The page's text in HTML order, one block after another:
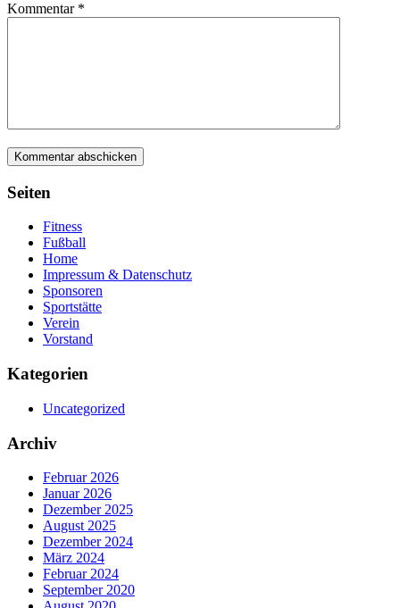
Kommentar *
Seiten
Fitness
Fußball
Home
Impressum & Datenschutz
Sponsoren
Sportstätte
Verein
Vorstand
Kategorien
Uncategorized
Archiv
Februar 2026
Januar 2026
Dezember 2025
August 2025
Dezember 2024
März 2024
Februar 2024
September 2020